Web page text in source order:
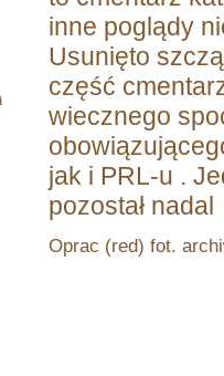
inne poglądy
Usunięto
część
wiecznego
jak i PRL-u .
pozostał
Oprac (red) fot.